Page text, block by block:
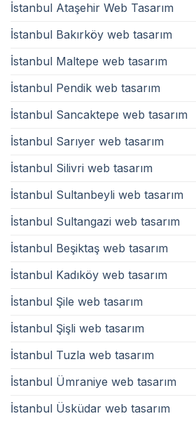
İstanbul Ataşehir Web Tasarım
İstanbul Bakırköy web tasarım
İstanbul Maltepe web tasarım
İstanbul Pendik web tasarım
İstanbul Sancaktepe web tasarım
İstanbul Sarıyer web tasarım
İstanbul Silivri web tasarım
İstanbul Sultanbeyli web tasarım
İstanbul Sultangazi web tasarım
İstanbul Beşiktaş web tasarım
İstanbul Kadıköy web tasarım
İstanbul Şile web tasarım
İstanbul Şişli web tasarım
İstanbul Tuzla web tasarım
İstanbul Ümraniye web tasarım
İstanbul Üsküdar web tasarım